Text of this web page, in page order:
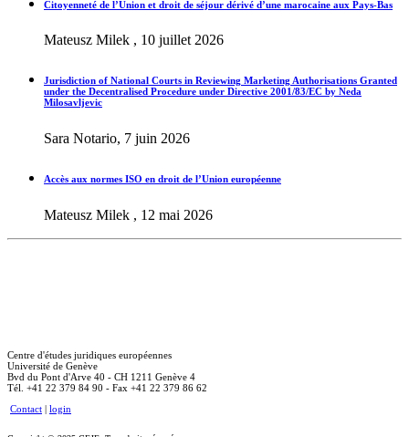
Citoyenneté de l’Union et droit de séjour dérivé d’une marocaine aux Pays-Bas
Mateusz Milek , 10 juillet 2026
Jurisdiction of National Courts in Reviewing Marketing Authorisations Granted
under the Decentralised Procedure under Directive 2001/83/EC by Neda
Milosavljevic
Sara Notario, 7 juin 2026
Accès aux normes ISO en droit de l’Union européenne
Mateusz Milek , 12 mai 2026
Centre d'études juridiques européennes
Université de Genève
Bvd du Pont d'Arve 40 - CH 1211 Genève 4
Tél. +41 22 379 84 90 - Fax +41 22 379 86 62
Contact
login